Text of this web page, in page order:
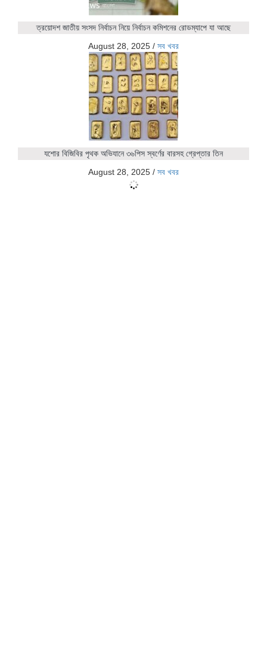
ত্রয়োদশ জাতীয় সংসদ নির্বাচন নিয়ে নির্বাচন কমিশনের রোডম্যাপে যা আছে
August 28, 2025 / সব খবর
যশোর বিজিবির পৃথক অভিযানে ৩৬পিস স্বর্ণের বারসহ গ্রেপ্তার তিন
August 28, 2025 / সব খবর